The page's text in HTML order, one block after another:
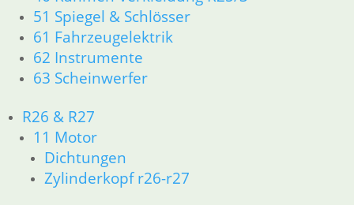
51 Spiegel & Schlösser
61 Fahrzeugelektrik
62 Instrumente
63 Scheinwerfer
R26 & R27
11 Motor
Dichtungen
Zylinderkopf r26-r27
Kappe Bremslichtschalter
3,50
Artikelnummer: 1351249
inkl. MwSt.
zzgl.Versandkosten
In den Warenkorb
Shop
Ersatzteile nach Modell